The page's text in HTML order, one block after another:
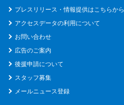
プレスリリース・情報提供はこちらから
アクセスデータの利用について
お問い合わせ
広告のご案内
後援申請について
スタッフ募集
メールニュース登録